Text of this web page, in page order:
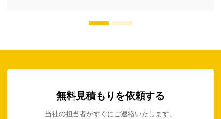
無料見積もりを依頼する
当社の担当者がすぐにご連絡いたします。